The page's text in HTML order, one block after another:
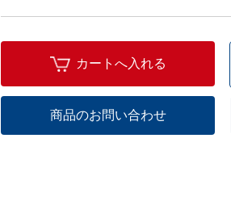
カートへ入れる
商品のお問い合わせ